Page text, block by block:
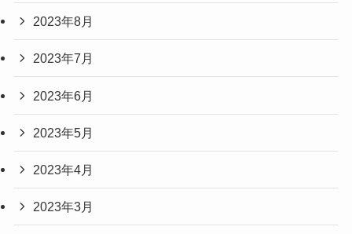
2023年8月
2023年7月
2023年6月
2023年5月
2023年4月
2023年3月